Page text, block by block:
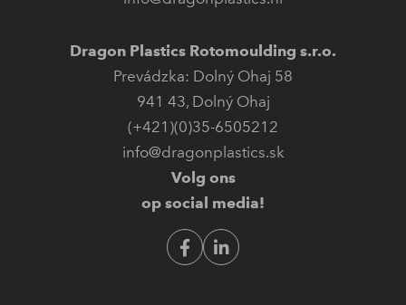
Dragon Plastics Rotomoulding s.r.o.
Prevádzka: Dolný Ohaj 58
941 43, Dolný Ohaj
(+421)(0)35-6505212
info@dragonplastics.sk
Volg ons
op social media!